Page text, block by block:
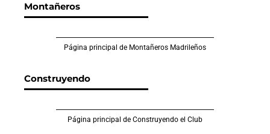
Montañeros
Página principal de Montañeros Madrileños
Construyendo
Página principal de Construyendo el Club